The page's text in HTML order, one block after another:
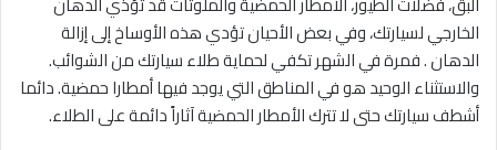
الخارجي لسيارتك، وفي بعض الأحيان تؤدي هذه الأوساخ إلى إزالة
الدهان . فمرة في الشهر تكفي لحماية طلاء سيارتك من الشوائب.
والاستثناء الوحيد هو في المناطق التي يوجد فيها أمطارا حمضية. دائما
أشطف سيارتك حتى لا تترك الأمطار الحمضية آثاراً دائمة على الطلاء.